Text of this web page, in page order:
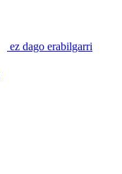
ez dago erabilgarri